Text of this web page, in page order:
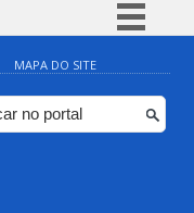
Simplifique!
Comunica BR
Participe
MAPA DO SITE